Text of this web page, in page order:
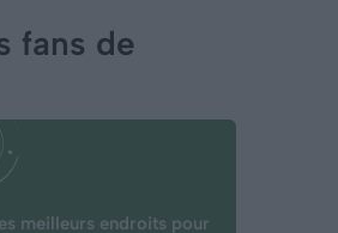
fans de
meilleurs endroits pour